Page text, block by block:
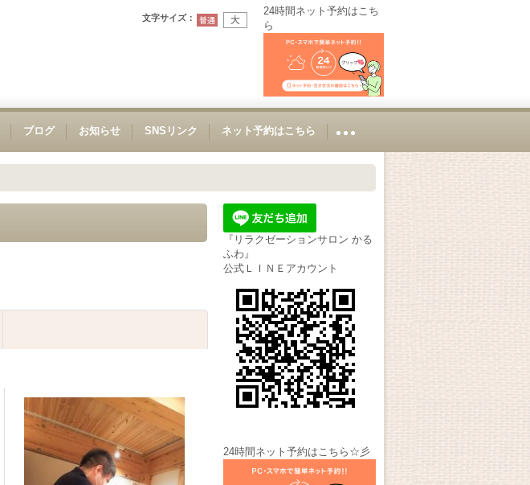
24時間ネット予約はこち
ら
文字サイズ：
ブログ お知らせ SNSリンク ネット予約はこちら
『リラクゼーションサロン かる
ふわ』
公式ＬＩＮＥアカウント
24時間ネット予約はこちら☆彡